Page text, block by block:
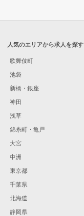
人気のエリアから求人を探す
歌舞伎町
池袋
新橋・銀座
神田
浅草
錦糸町・亀戸
大宮
中洲
東京都
千葉県
北海道
静岡県